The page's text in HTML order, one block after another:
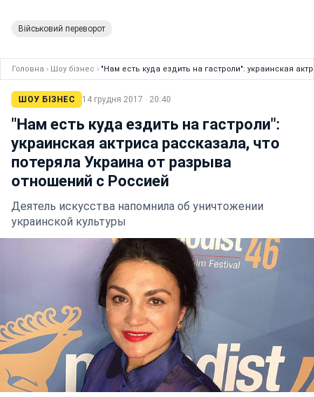
Військовий переворот
Головна › Шоу бізнес › "Нам есть куда ездить на гастроли": украинская
ШОУ БІЗНЕС 14 грудня 2017 · 20:40
"Нам есть куда ездить на гастроли":
украинская актриса рассказала, что
потеряла Украина от разрыва
отношений с Россией
Деятель искусства напомнила об уничтожении
украинской культуры